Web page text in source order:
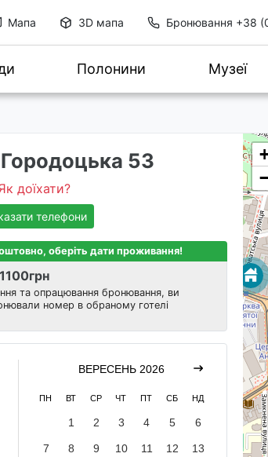
Мапа 3D мапа Бронювання +38
Полонини Музеї
53
доїхати?
телефони
оберіть дати проживання!
грн
та опрацювання бронювання, ви
номер в обраному готелі
ВЕРЕСЕНЬ 2026
ПН ВТ СР ЧТ ПТ СБ НД
1 2 3 4 5 6
7 8 9 10 11 12 13